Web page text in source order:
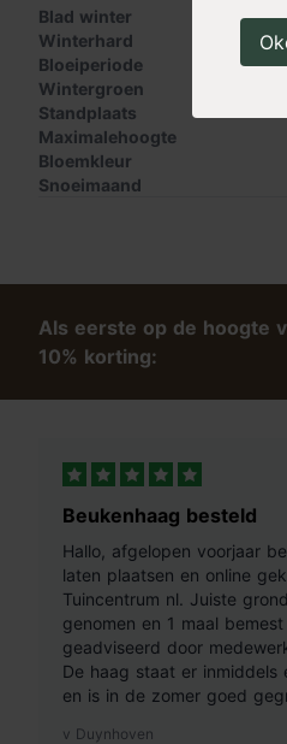
Blad winter
Winterhard
Bloeiperiode
Wintergroen
Standplaats
Maximalehoogte
Bloemkleur
Snoeimaand
Als eerste op de hoogte
10% korting:
Beukenhaag besteld
Hallo, afgelopen voorjaar
laten plaatsen en online
Tuincentrum nl. Juiste
genomen en 1 maal
geadviseerd door
De haag staat er inmiddels
en is in de zomer goed
v Duynhoven